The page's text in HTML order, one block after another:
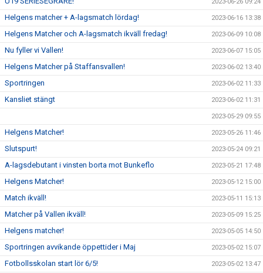
Helgens matcher + A-lagsmatch lördag! 2023-06-16 13:38
Helgens Matcher och A-lagsmatch ikväll fredag! 2023-06-09 10:08
Nu fyller vi Vallen! 2023-06-07 15:05
Helgens Matcher på Staffansvallen! 2023-06-02 13:40
Sportringen 2023-06-02 11:33
Kansliet stängt 2023-06-02 11:31
2023-05-29 09:55
Helgens Matcher! 2023-05-26 11:46
Slutspurt! 2023-05-24 09:21
A-lagsdebutant i vinsten borta mot Bunkeflo 2023-05-21 17:48
Helgens Matcher! 2023-05-12 15:00
Match ikväll! 2023-05-11 15:13
Matcher på Vallen ikväll! 2023-05-09 15:25
Helgens matcher! 2023-05-05 14:50
Sportringen avvikande öppettider i Maj 2023-05-02 15:07
Fotbollsskolan start lör 6/5! 2023-05-02 13:47